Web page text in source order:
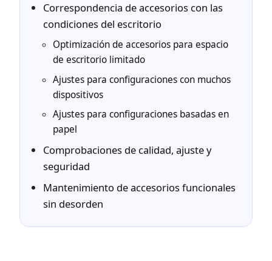
Correspondencia de accesorios con las
condiciones del escritorio
Optimización de accesorios para espacio
de escritorio limitado
Ajustes para configuraciones con muchos
dispositivos
Ajustes para configuraciones basadas en
papel
Comprobaciones de calidad, ajuste y
seguridad
Mantenimiento de accesorios funcionales
sin desorden